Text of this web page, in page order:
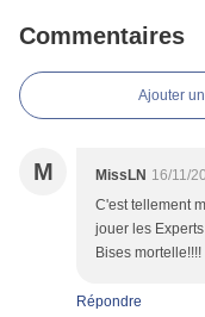
Commentaires
Ajouter
M MissLN 16/11/
C'est tellement
jouer les
Bises mortelle!!!!
Répondre